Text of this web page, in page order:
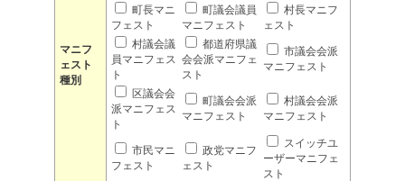
マニフ
ェスト
種別
町長マニ
フェスト
町議会議員
マニフェスト
村長マニフ
ェスト
村議会議
員マニフェス
ト
都道府県議
会会派マニフェ
スト
市議会会派
マニフェスト
区議会会
派マニフェス
ト
町議会会派
マニフェスト
村議会会派
マニフェスト
市民マニ
フェスト
政党マニフ
ェスト
スイッチユ
ーザーマニフェ
スト